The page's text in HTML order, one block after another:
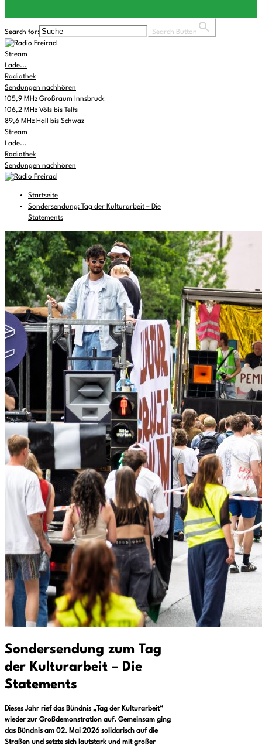
Search for: Search Button
Stream
Lade...
Radiothek
Sendungen nachhören
105,9 MHz Großraum Innsbruck
106,2 MHz Völs bis Telfs
89,6 MHz Hall bis Schwaz
Stream
Lade...
Radiothek
Sendungen nachhören
Startseite
Sondersendung: Tag der Kulturarbeit – Die
Statements
Sondersendung zum Tag
der Kulturarbeit – Die
Statements
Dieses Jahr rief das Bündnis „Tag der Kulturarbeit“
wieder zur Großdemonstration auf. Gemeinsam ging
das Bündnis am 02. Mai 2026 solidarisch auf die
Straßen und setzte sich lautstark und mit großer